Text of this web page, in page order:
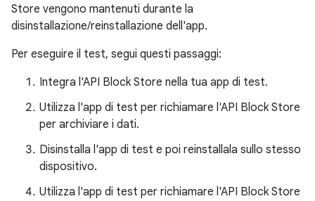
Store vengono mantenuti durante la
disinstallazione/reinstallazione dell'app.
Per eseguire il test, segui questi passaggi:
Integra l'API Block Store nella tua app di test.
Utilizza l'app di test per richiamare l'API Block Store
per archiviare i dati.
Disinstalla l'app di test e poi reinstallala sullo stesso
dispositivo.
Utilizza l'app di test per richiamare l'API Block Store